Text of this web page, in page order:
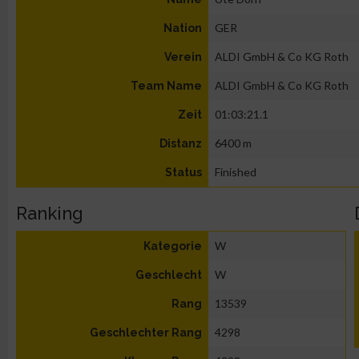
Nation GER
Verein ALDI GmbH & Co KG Roth
Team Name ALDI GmbH & Co KG Roth
Zeit 01:03:21.1
Distanz 6400 m
Status Finished
Ranking
Kategorie W
Geschlecht W
Rang 13539
Geschlechter Rang 4298